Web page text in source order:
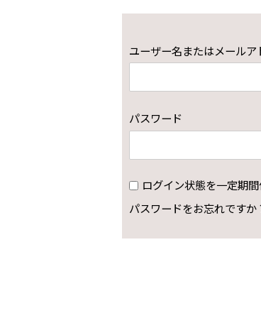
ユーザー名またはメールア
パスワード
ログイン状態を一定期
パスワードをお忘れですか